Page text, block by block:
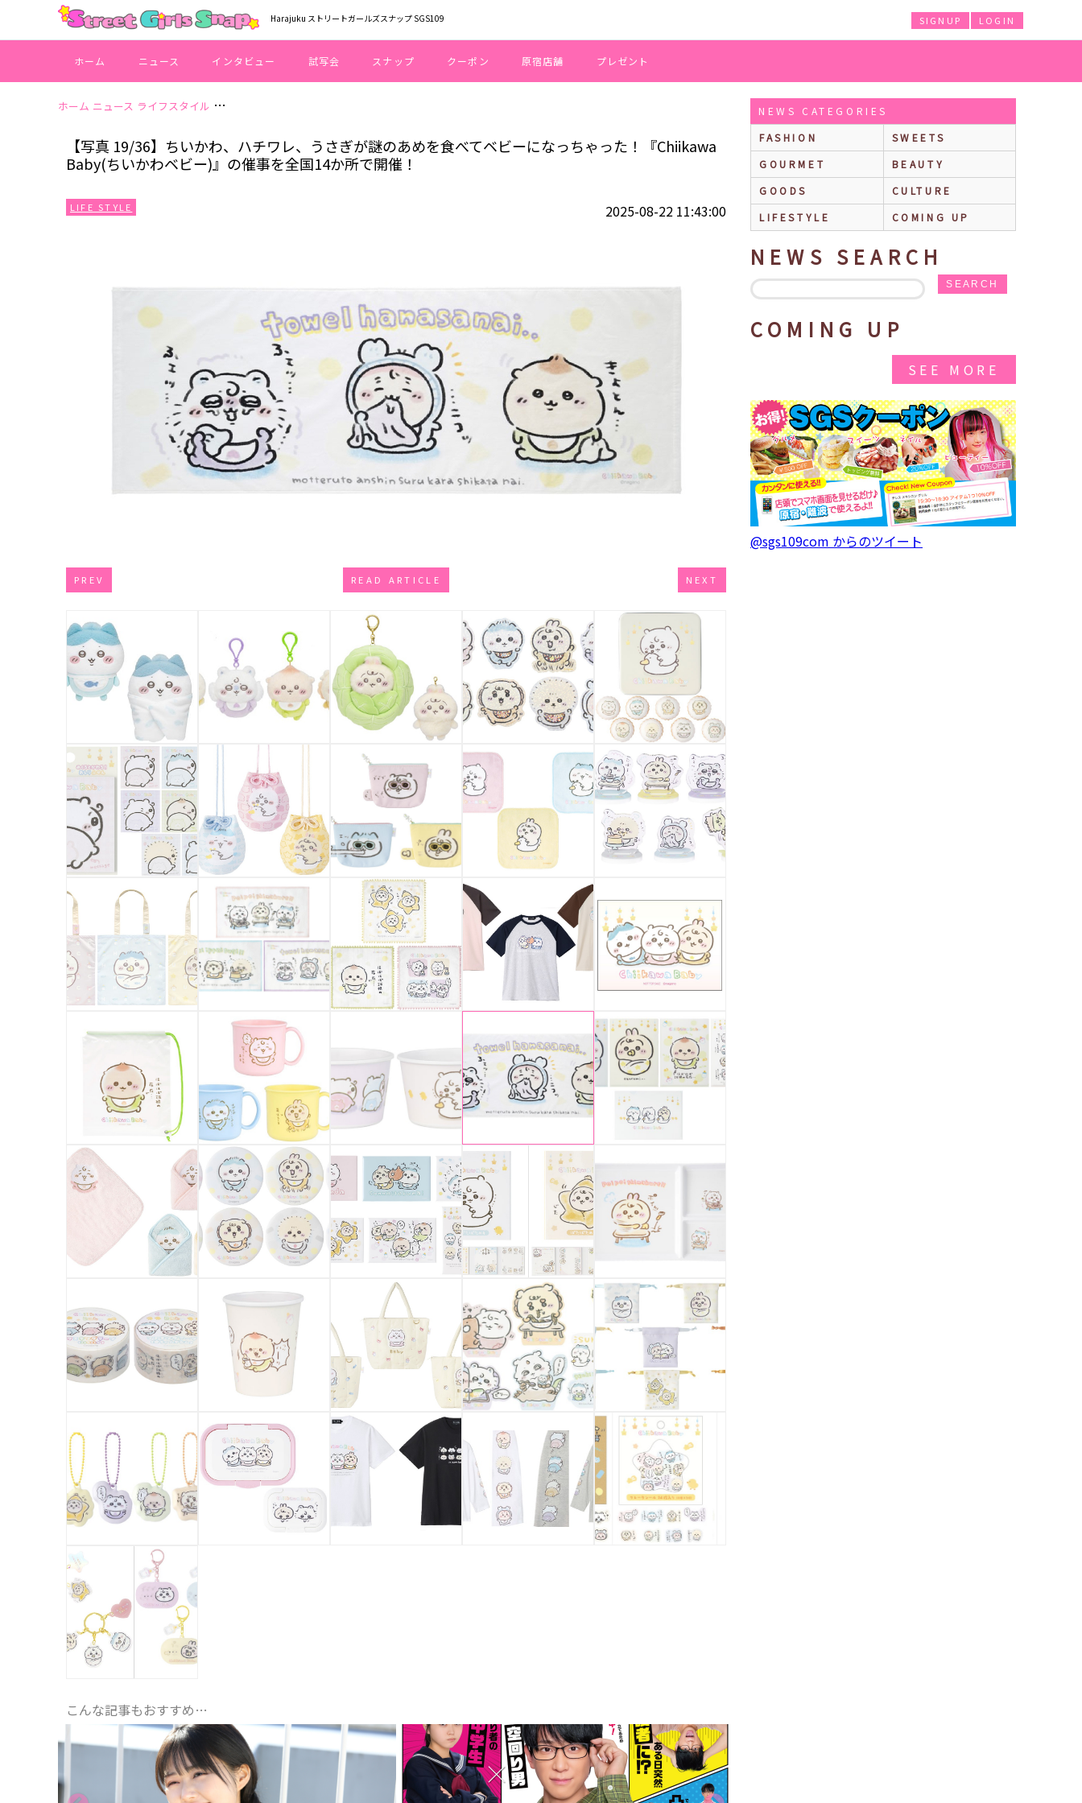
Harajuku ストリートガールズスナップ SGS109 LOGIN
SIGNUP
ホーム ニュース インタビュー 試写会 スナップ クーポン 原宿店舗 プレゼント
ホーム ニュース ライフスタイル 【写真 19/36】ちいかわ、ハチワレ、うさぎが謎のあめを食べてベビーになっちゃった！『Chiikawa Baby(ちいかわベビー)』の催事を全国14か所で開催！
【写真 19/36】ちいかわ、ハチワレ、うさぎが謎のあめを食べてベビーになっちゃった！『Chiikawa
Baby(ちいかわベビー)』の催事を全国14か所で開催！
LIFE STYLE 2025-08-22 11:43:00
PREV READ ARTICLE NEXT
こんな記事もおすすめ…
NEWS CATEGORIES
FASHION
SWEETS
GOURMET
BEAUTY
GOODS
CULTURE
LIFESTYLE
COMING UP
NEWS SEARCH
SEARCH
COMING UP
SEE MORE
@sgs109com からのツイート